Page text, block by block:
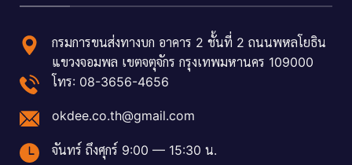
กรมการขนส่งทางบก อาคาร 2 ชั้นที่ 2 ถนนพหลโยธิน
แขวงจอมพล เขตจตุจักร กรุงเทพมหานคร 109000
โทร: 08-3656-4656
okdee.co.th@gmail.com
จันทร์ ถึงศุกร์ 9:00 — 15:30 น.